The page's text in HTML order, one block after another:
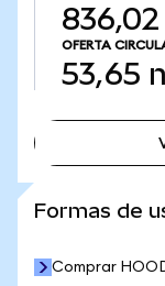
OFERTA
53,65
Formas de
Comprar